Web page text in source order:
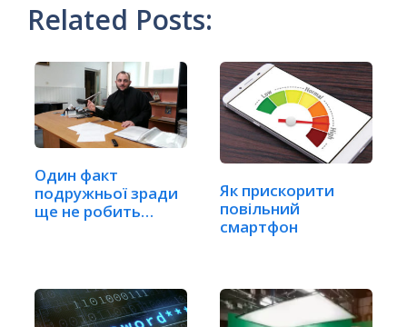
Related Posts:
Один факт
подружньої зради
ще не робить
Як прискорити
повільний
смартфон